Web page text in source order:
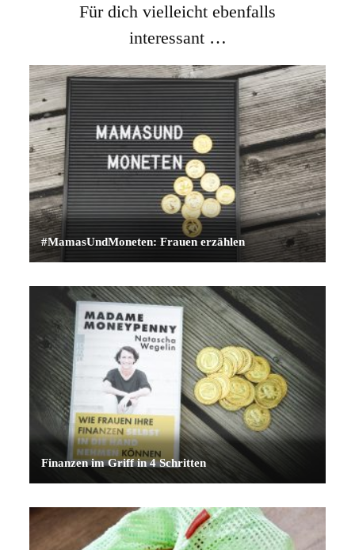
Für dich vielleicht ebenfalls
interessant …
#MamasUndMoneten: Frauen erzählen
Finanzen im Griff in 4 Schritten